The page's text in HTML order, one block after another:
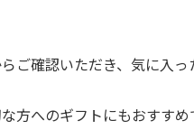
ご確認いただき、気に入っ
方へのギフトにもおすすめ